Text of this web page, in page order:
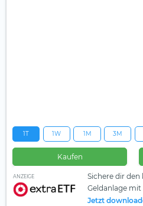
1T 1W 1M 3M
Kaufen
ANZEIGE
Sichere dir
Geldanlage mit
Jetzt